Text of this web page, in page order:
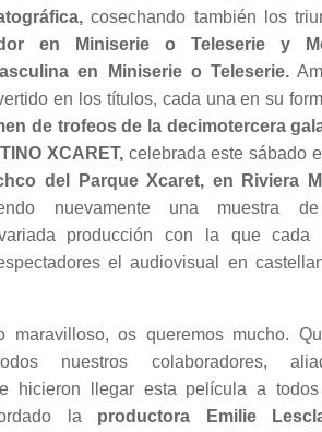
cosechando también los
en Miniserie o Teleserie y
en Miniserie o Teleserie.
en los títulos, cada una en su
de trofeos de la decimotercera
XCARET,celebrada este sábado
del Parque Xcaret, en Riviera
nuevamente una muestra
producción con la que cada
el audiovisual en
maravilloso, os queremos mucho.
nuestros colaboradores,
hicieron llegar esta película a
la productora Emilie